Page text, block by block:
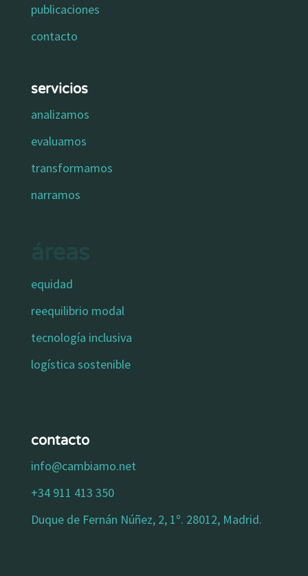
publicaciones
contacto
servicios
analizamos
evaluamos
transformamos
narramos
equidad
reequilibrio modal
tecnología inclusiva
logística sostenible
contacto
info@cambiamo.net
+34 911 413 350
Duque de Fernán Núñez, 2, 1º. 28012, Madrid.